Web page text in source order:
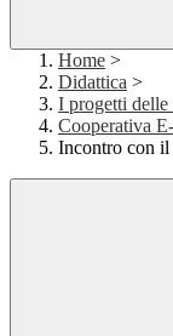
Home >
Didattica >
I progetti delle
Cooperativa
Incontro con il